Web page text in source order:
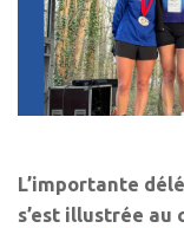
L’importante
s’est illustrée au